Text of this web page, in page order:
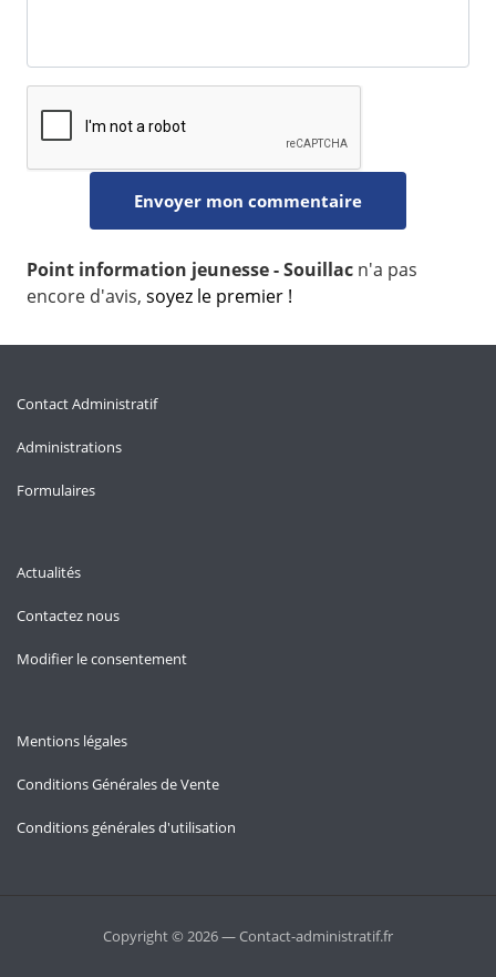
Point information jeunesse - Souillac n'a pas
encore d'avis, soyez le premier !
Contact Administratif
Administrations
Formulaires
Actualités
Contactez nous
Modifier le consentement
Mentions légales
Conditions Générales de Vente
Conditions générales d'utilisation
Copyright © 2026 — Contact-administratif.fr